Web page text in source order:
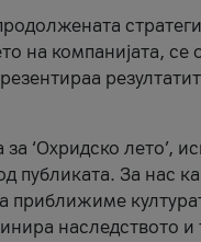
на компанијата,
‘Охридско лето’,
публиката. За нас
приближиме
наследството